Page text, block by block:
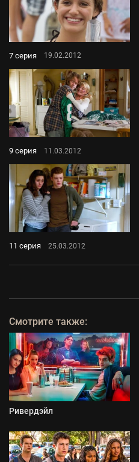
7 серия 19.02.2012
9 серия 11.03.2012
11 серия 25.03.2012
Смотрите также:
Ривердэйл